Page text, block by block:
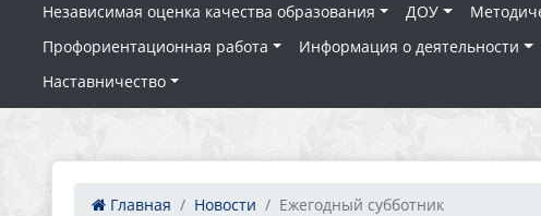
Независимая оценка качества образования
ДОУ
Профориентационная работа
Информация о деятельности
Наставничество
Главная Новости Ежегодный субботник